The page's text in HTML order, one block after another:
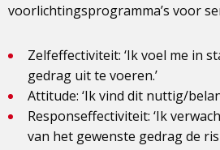
voorlichtingsprogramma’s voor
Zelfeffectiviteit: ‘Ik voel me in
gedrag uit te voeren.’
Attitude: ‘Ik vind dit nuttig/
Responseffectiviteit: ‘Ik
van het gewenste gedrag de